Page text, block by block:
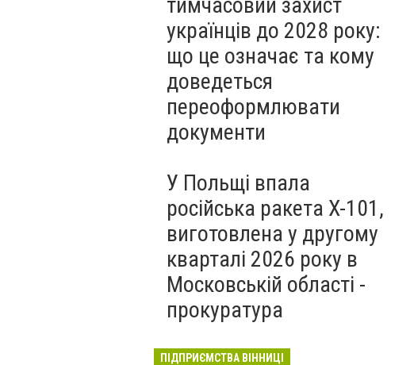
українців до 2028 року:
що це означає та кому
доведеться
переоформлювати
документи
У Польщі впала
російська ракета X-101,
виготовлена у другому
кварталі 2026 року в
Московській області -
прокуратура
ПІДПРИЄМСТВА ВІННИЦІ